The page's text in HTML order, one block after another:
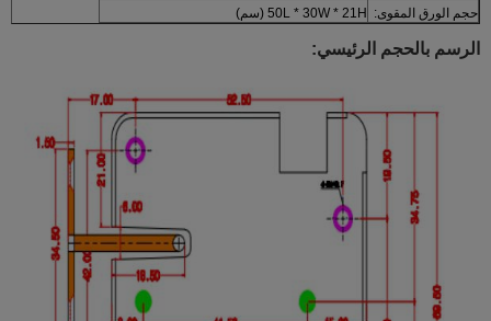
حجم الورق المقوى: 50L * 30W * 21H (سم)
الرسم بالحجم الرئيسي: